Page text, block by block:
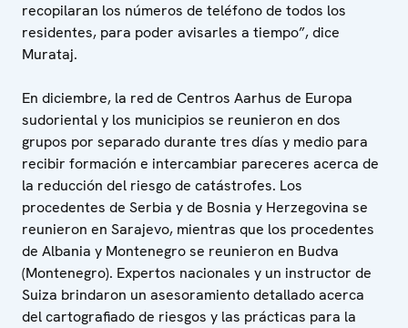
recopilaran los números de teléfono de todos los
residentes, para poder avisarles a tiempo”, dice
Murataj.
En diciembre, la red de Centros Aarhus de Europa
sudoriental y los municipios se reunieron en dos
grupos por separado durante tres días y medio para
recibir formación e intercambiar pareceres acerca de
la reducción del riesgo de catástrofes. Los
procedentes de Serbia y de Bosnia y Herzegovina se
reunieron en Sarajevo, mientras que los procedentes
de Albania y Montenegro se reunieron en Budva
(Montenegro). Expertos nacionales y un instructor de
Suiza brindaron un asesoramiento detallado acerca
del cartografiado de riesgos y las prácticas para la